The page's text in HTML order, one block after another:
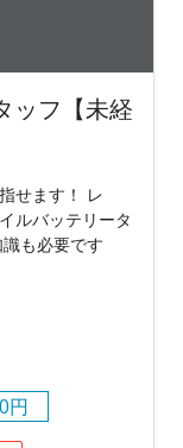
ッフ【未経
せます！ レ
ルバッテリータ
も必要です
円